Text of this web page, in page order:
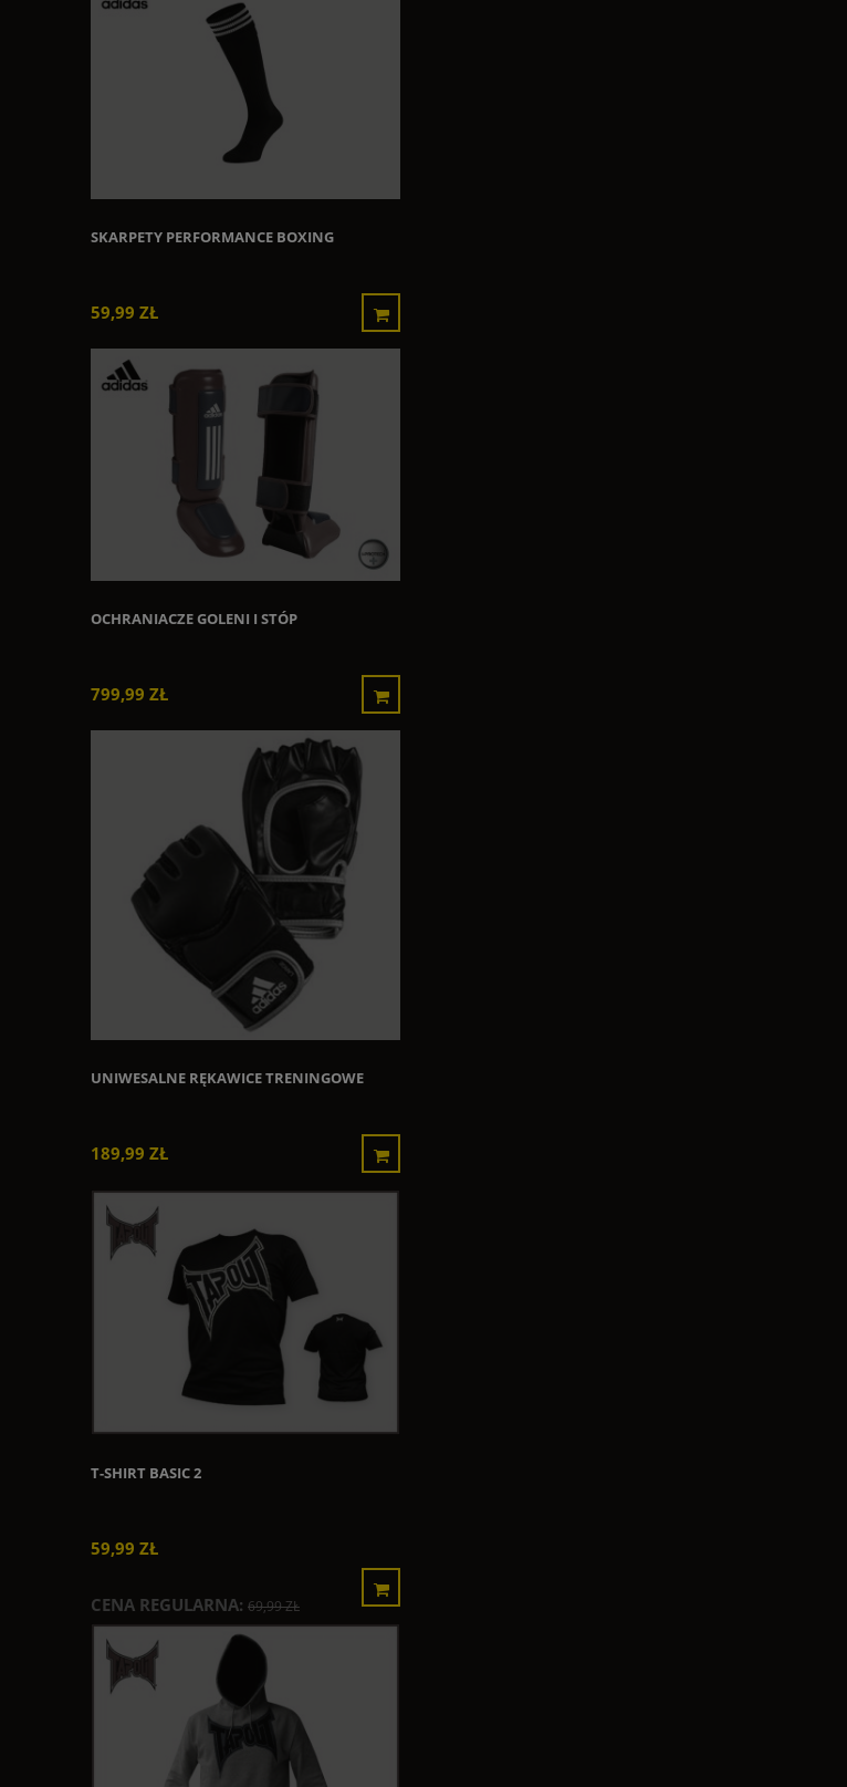
SKARPETY PERFORMANCE BOXING
59,99 ZŁ
OCHRANIACZE GOLENI I STÓP
799,99 ZŁ
UNIWESALNE RĘKAWICE TRENINGOWE
189,99 ZŁ
T-SHIRT BASIC 2
59,99 ZŁ
CENA REGULARNA: 69,99 ZŁ